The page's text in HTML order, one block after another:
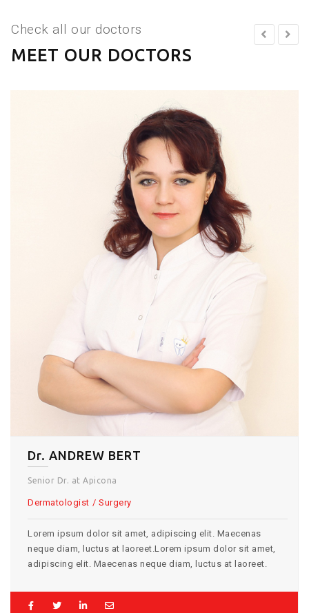
Check all our doctors
MEET OUR DOCTORS
Dr. ANDREW BERT
Senior Dr. at Apicona
Dermatologist Surgery
Lorem ipsum dolor sit amet, adipiscing elit. Maecenas
neque diam, luctus at laoreet.Lorem ipsum dolor sit amet,
adipiscing elit. Maecenas neque diam, luctus at laoreet.